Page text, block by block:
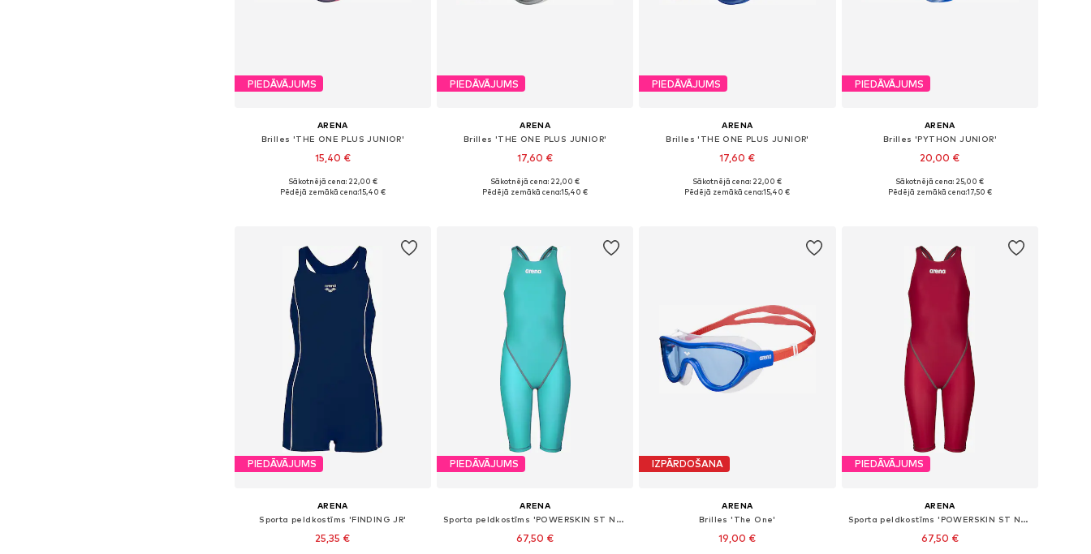
PIEDĀVĀJUMS
ARENA
Brilles 'THE ONE PLUS JUNIOR'
15,40 €
Pieejamie izmēri: S-XXL
Sākotnējā cena: 22,00 €
Pēdējā zemākā cena:15,40 €
PIEDĀVĀJUMS
ARENA
Brilles 'THE ONE PLUS JUNIOR'
17,60 €
Pieejamie izmēri: S-XXL
Sākotnējā cena: 22,00 €
Pēdējā zemākā cena:15,40 €
PIEDĀVĀJUMS
ARENA
Brilles 'THE ONE PLUS JUNIOR'
17,60 €
Pieejamie izmēri: S-XXL
Sākotnējā cena: 22,00 €
Pēdējā zemākā cena:15,40 €
PIEDĀVĀJUMS
ARENA
Brilles 'PYTHON JUNIOR'
20,00 €
Pieejamie izmēri: S-XXL
Sākotnējā cena: 25,00 €
Pēdējā zemākā cena:17,50 €
PIEDĀVĀJUMS
ARENA
Sporta peldkostīms 'FINDING JR'
25,35 €
PIEDĀVĀJUMS
ARENA
Sporta peldkostīms 'POWERSKIN ST NEXT OB JR'
67,50 €
IZPĀRDOŠANA
ARENA
Brilles 'The One'
19,00 €
PIEDĀVĀJUMS
ARENA
Sporta peldkostīms 'POWERSKIN ST NEXT OB JR'
67,50 €